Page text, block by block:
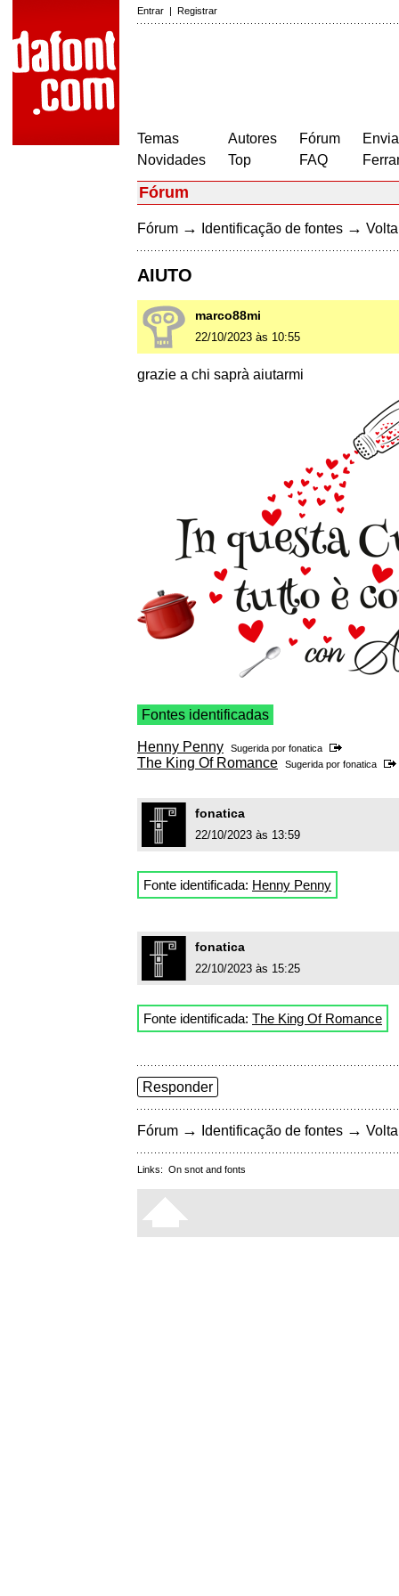
Entrar | Registrar
Temas
Novidades
Autores
Top
Fórum
FAQ
Fórum
Fórum → Identificação de fontes →
AIUTO
marco88mi
22/10/2023 às 10:55
grazie a chi saprà aiutarmi
Fontes identificadas
Henny Penny Sugerida por fonatica
The King Of Romance Sugerida por fonatica
fonatica
22/10/2023 às 13:59
Fonte identificada: Henny Penny
fonatica
22/10/2023 às 15:25
Fonte identificada: The King Of Romance
Responder
Fórum → Identificação de fontes →
Links: On snot and fonts